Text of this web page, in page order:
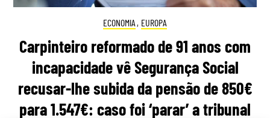
ECONOMIA , EUROPA
Carpinteiro reformado de 91 anos com
incapacidade vê Segurança Social
recusar-lhe subida da pensão de 850€
para 1.547€: caso foi ‘parar’ a tribunal